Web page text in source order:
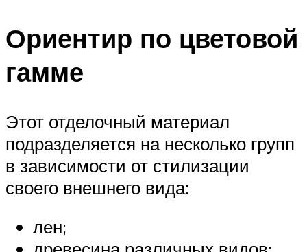
Ориентир по цветовой
гамме
Этот отделочный материал
подразделяется на несколько групп
в зависимости от стилизации
своего внешнего вида:
лен;